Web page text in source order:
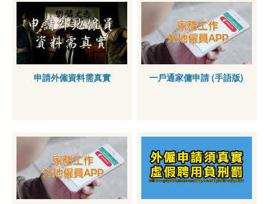
申請外僱資料需真實 一戶通家傭申請 (手語版)